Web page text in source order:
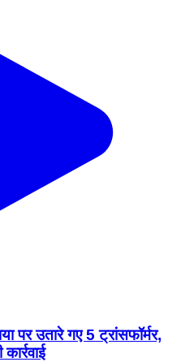
उतारे गए 5 ट्रांसफॉर्मर,